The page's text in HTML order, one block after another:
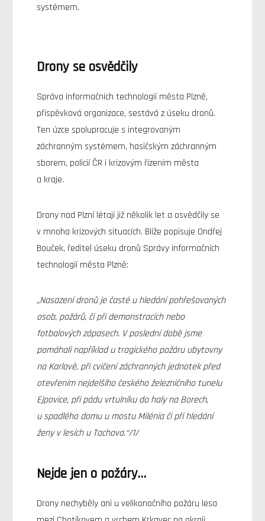
systémem.
Drony se osvědčily
Správa informačních technologií města Plzně,
příspěvková organizace, sestává z úseku dronů.
Ten úzce spolupracuje s integrovaným
záchranným systémem, hasičským záchranným
sborem, policií ČR i krizovým řízením města
a kraje.
Drony nad Plzní létají již několik let a osvědčily se
v mnoha krizových situacích. Blíže popisuje Ondřej
Bouček, ředitel úseku dronů Správy informačních
technologií města Plzně:
„Nasazení dronů je časté u hledání pohřešovaných
osob, požárů, či při demonstracích nebo
fotbalových zápasech. V poslední době jsme
pomáhali například u tragického požáru ubytovny
na Karlově, při cvičení záchranných jednotek před
otevřením nejdelšího českého železničního tunelu
Ejpovice, při pádu vrtulníku do haly na Borech,
u spadlého domu u mostu Milénia či při hledání
ženy v lesích u Tachova.“/1/
Nejde jen o požáry…
Drony nechyběly ani u velikonočního požáru lesa